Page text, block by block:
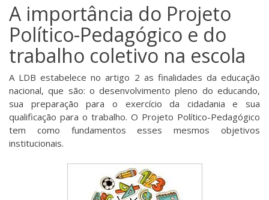
A importância do Projeto
Político-Pedagógico e do
trabalho coletivo na escola
A LDB estabelece no artigo 2 as finalidades da educação
nacional, que são: o desenvolvimento pleno do educando,
sua preparação para o exercício da cidadania e sua
qualificação para o trabalho. O Projeto Político-Pedagógico
tem como fundamentos esses mesmos objetivos
institucionais.